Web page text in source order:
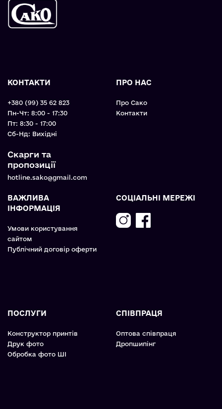
КОНТАКТИ
+380 (99) 35 62 823
Пн-Чт: 8:00 - 17:30
Пт: 8:30 - 17:00
Cб-Нд: Вихідні
Скарги та
пропозиції
hotline.sako@gmail.com
ПРО НАС
Про Сако
Контакти
ВАЖЛИВА
ІНФОРМАЦІЯ
Умови користування
сайтом
Публічний договір оферти
СОЦІАЛЬНІ МЕРЕЖІ
ПОСЛУГИ
Конструктор принтів
Друк фото
Обробка фото ШІ
СПІВПРАЦЯ
Оптова співпраця
Дропшипінг